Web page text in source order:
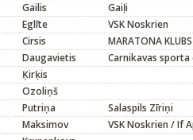
Gailis
Gaiļi
Eglīte
VSK Noskrien
Cirsis
MARATONA KLUBS
Daugavietis
Carnikavas sporta
Ķirķis
Ozoliņš
Putriņa
Salaspils Zīriņi
Maksimov
VSK Noskrien / If